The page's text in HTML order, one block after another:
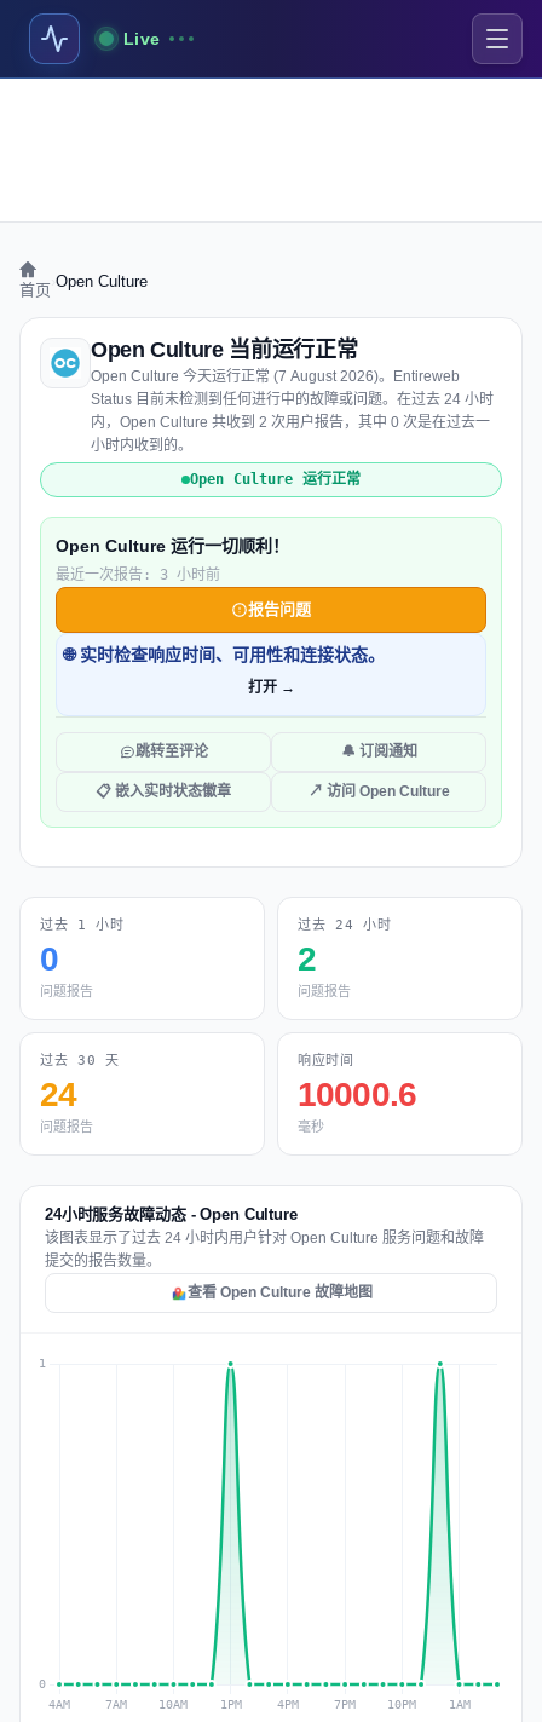
Live
首页 Open Culture
Open Culture 当前运行正常
Open Culture 今天运行正常 (7 August 2026)。Entireweb
Status 目前未检测到任何进行中的故障或问题。在过去 24 小时
内，Open Culture 共收到 2 次用户报告，其中 0 次是在过去一
小时内收到的。
Open Culture 运行正常
Open Culture 运行一切顺利！
最近一次报告: 3 小时前
报告问题
🌐 实时检查响应时间、可用性和连接状态。
打开 →
跳转至评论 🔔 订阅通知
📋 嵌入实时状态徽章 ↗ 访问 Open Culture
过去 1 小时
0
问题报告
过去 24 小时
2
问题报告
过去 30 天
24
问题报告
响应时间
10000.6
毫秒
24小时服务故障动态 - Open Culture
该图表显示了过去 24 小时内用户针对 Open Culture 服务问题和故障
提交的报告数量。
查看 Open Culture 故障地图